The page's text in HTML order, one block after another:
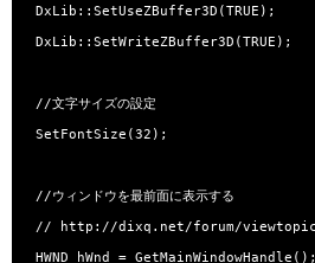
DxLib::SetUseZBuffer3D(TRUE);
DxLib::SetWriteZBuffer3D(TRUE);
//文字サイズの設定
SetFontSize(32);
//ウィンドウを最前面に表示する
// http://dixq.net/forum/
HWND hWnd = GetMainWindowHandle();